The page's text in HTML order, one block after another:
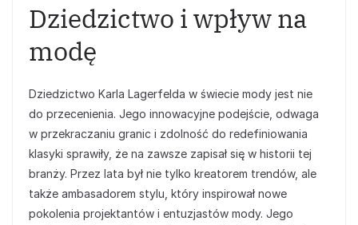
Dziedzictwo i wpływ na
modę
Dziedzictwo Karla Lagerfelda w świecie mody jest nie
do przecenienia. Jego innowacyjne podejście, odwaga
w przekraczaniu granic i zdolność do redefiniowania
klasyki sprawiły, że na zawsze zapisał się w historii tej
branży. Przez lata był nie tylko kreatorem trendów, ale
także ambasadorem stylu, który inspirował nowe
pokolenia projektantów i entuzjastów mody. Jego